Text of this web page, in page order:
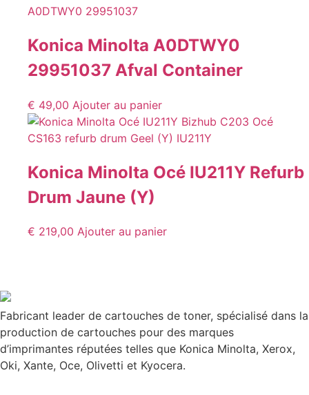
Konica Minolta A0DTWY0
29951037 Afval Container
€ 49,00 Ajouter au panier
Konica Minolta Océ IU211Y Refurb
Drum Jaune (Y)
€ 219,00 Ajouter au panier
Fabricant leader de cartouches de toner, spécialisé dans la
production de cartouches pour des marques
d’imprimantes réputées telles que Konica Minolta, Xerox,
Oki, Xante, Oce, Olivetti et Kyocera.